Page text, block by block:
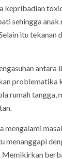
kepribadian
sehingga anak
itu tekanan
antara
problematika
rumah tangga,
mengalami
menanggapi
Memikirkan